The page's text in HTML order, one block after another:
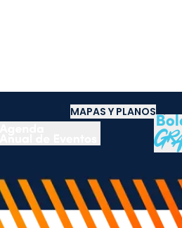
MAPAS Y PLANOS